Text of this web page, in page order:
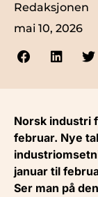
Redaksjonen
mai 10, 2026
Norsk industri
februar. Nye
januar til
Ser man på